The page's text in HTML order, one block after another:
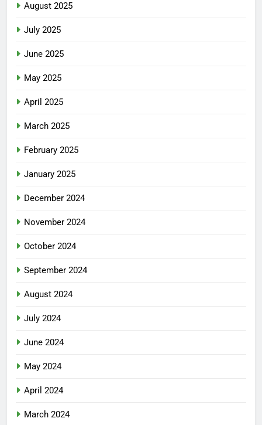
August 2025
July 2025
June 2025
May 2025
April 2025
March 2025
February 2025
January 2025
December 2024
November 2024
October 2024
September 2024
August 2024
July 2024
June 2024
May 2024
April 2024
March 2024